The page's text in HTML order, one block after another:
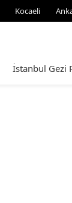
Kocaeli
İstanbul Gezi